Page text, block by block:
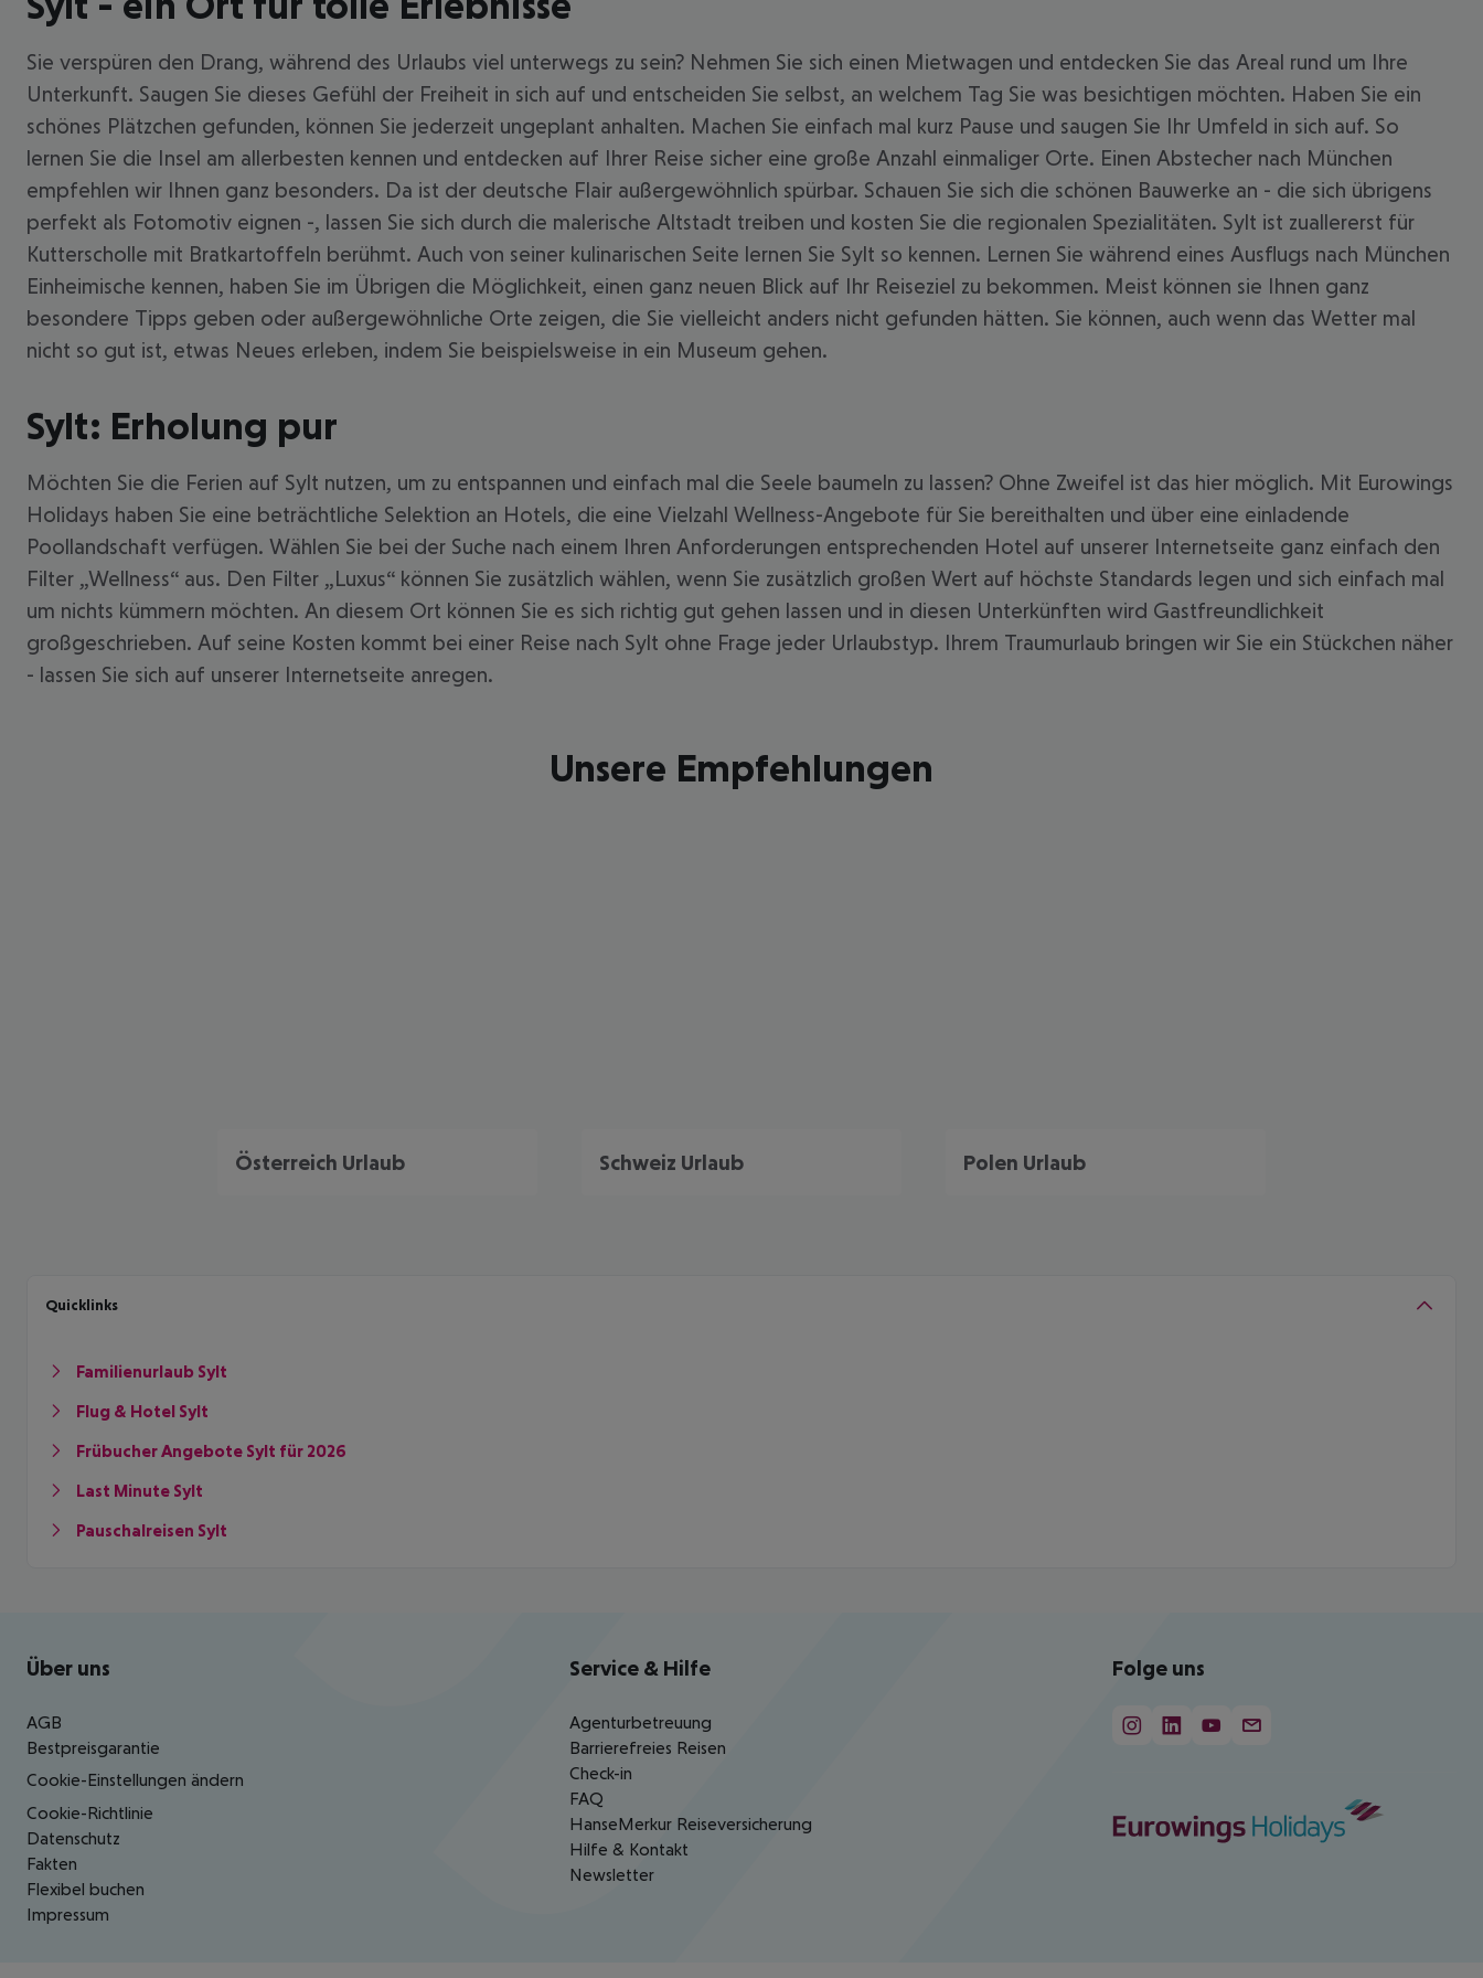
Sie verspüren den Drang, während des Urlaubs viel unterwegs zu sein? Nehmen Sie sich einen Mietwagen und entdecken Sie das Areal rund um Ihre
Unterkunft. Saugen Sie dieses Gefühl der Freiheit in sich auf und entscheiden Sie selbst, an welchem Tag Sie was besichtigen möchten. Haben Sie ein
schönes Plätzchen gefunden, können Sie jederzeit ungeplant anhalten. Machen Sie einfach mal kurz Pause und saugen Sie Ihr Umfeld in sich auf. So
lernen Sie die Insel am allerbesten kennen und entdecken auf Ihrer Reise sicher eine große Anzahl einmaliger Orte. Einen Abstecher nach München
empfehlen wir Ihnen ganz besonders. Da ist der deutsche Flair außergewöhnlich spürbar. Schauen Sie sich die schönen Bauwerke an - die sich übrigens
perfekt als Fotomotiv eignen -, lassen Sie sich durch die malerische Altstadt treiben und kosten Sie die regionalen Spezialitäten. Sylt ist zuallererst für
Kutterscholle mit Bratkartoffeln berühmt. Auch von seiner kulinarischen Seite lernen Sie Sylt so kennen. Lernen Sie während eines Ausflugs nach München
Einheimische kennen, haben Sie im Übrigen die Möglichkeit, einen ganz neuen Blick auf Ihr Reiseziel zu bekommen. Meist können sie Ihnen ganz
besondere Tipps geben oder außergewöhnliche Orte zeigen, die Sie vielleicht anders nicht gefunden hätten. Sie können, auch wenn das Wetter mal
nicht so gut ist, etwas Neues erleben, indem Sie beispielsweise in ein Museum gehen.
Sylt: Erholung pur
Möchten Sie die Ferien auf Sylt nutzen, um zu entspannen und einfach mal die Seele baumeln zu lassen? Ohne Zweifel ist das hier möglich. Mit Eurowings
Holidays haben Sie eine beträchtliche Selektion an Hotels, die eine Vielzahl Wellness-Angebote für Sie bereithalten und über eine einladende
Poollandschaft verfügen. Wählen Sie bei der Suche nach einem Ihren Anforderungen entsprechenden Hotel auf unserer Internetseite ganz einfach den
Filter „Wellness“ aus. Den Filter „Luxus“ können Sie zusätzlich wählen, wenn Sie zusätzlich großen Wert auf höchste Standards legen und sich einfach mal
um nichts kümmern möchten. An diesem Ort können Sie es sich richtig gut gehen lassen und in diesen Unterkünften wird Gastfreundlichkeit
großgeschrieben. Auf seine Kosten kommt bei einer Reise nach Sylt ohne Frage jeder Urlaubstyp. Ihrem Traumurlaub bringen wir Sie ein Stückchen näher
- lassen Sie sich auf unserer Internetseite anregen.
Unsere Empfehlungen
Österreich Urlaub Schweiz Urlaub Polen Urlaub
Quicklinks
Familienurlaub Sylt
Flug & Hotel Sylt
Frübucher Angebote Sylt für 2026
Last Minute Sylt
Pauschalreisen Sylt
Footer navigation
Über uns
AGB
Bestpreisgarantie
Cookie-Einstellungen ändern
Cookie-Richtlinie
Datenschutz
Fakten
Flexibel buchen
Impressum
Service & Hilfe
Agenturbetreuung
Barrierefreies Reisen
Check-in
FAQ
HanseMerkur Reiseversicherung
Hilfe & Kontakt
Newsletter
Folge uns